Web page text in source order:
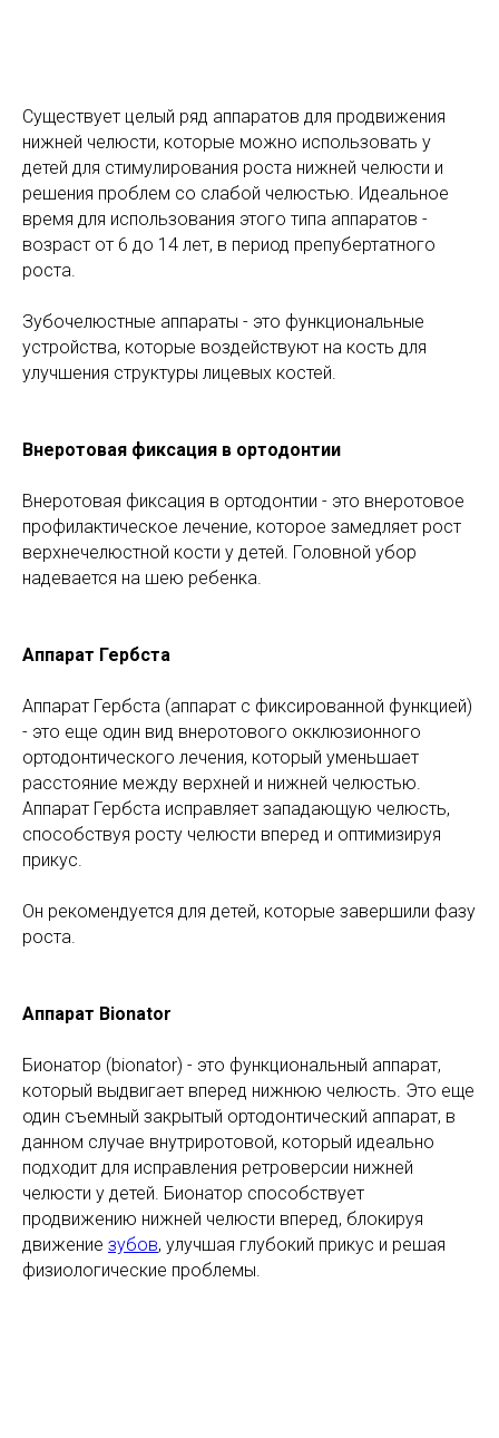
Существует целый ряд аппаратов для продвижения
нижней челюсти, которые можно использовать у
детей для стимулирования роста нижней челюсти и
решения проблем со слабой челюстью. Идеальное
время для использования этого типа аппаратов -
возраст от 6 до 14 лет, в период препубертатного
роста.
Зубочелюстные аппараты - это функциональные
устройства, которые воздействуют на кость для
улучшения структуры лицевых костей.
Внеротовая фиксация в ортодонтии
Внеротовая фиксация в ортодонтии - это внеротовое
профилактическое лечение, которое замедляет рост
верхнечелюстной кости у детей. Головной убор
надевается на шею ребенка.
Аппарат Гербста
Аппарат Гербста (аппарат с фиксированной функцией)
- это еще один вид внеротового окклюзионного
ортодонтического лечения, который уменьшает
расстояние между верхней и нижней челюстью.
Аппарат Гербста исправляет западающую челюсть,
способствуя росту челюсти вперед и оптимизируя
прикус.
Он рекомендуется для детей, которые завершили фазу
роста.
Аппарат Bionator
Бионатор (bionator) - это функциональный аппарат,
который выдвигает вперед нижнюю челюсть. Это еще
один съемный закрытый ортодонтический аппарат, в
данном случае внутриротовой, который идеально
подходит для исправления ретроверсии нижней
челюсти у детей. Бионатор способствует
продвижению нижней челюсти вперед, блокируя
движение зубов, улучшая глубокий прикус и решая
физиологические проблемы.